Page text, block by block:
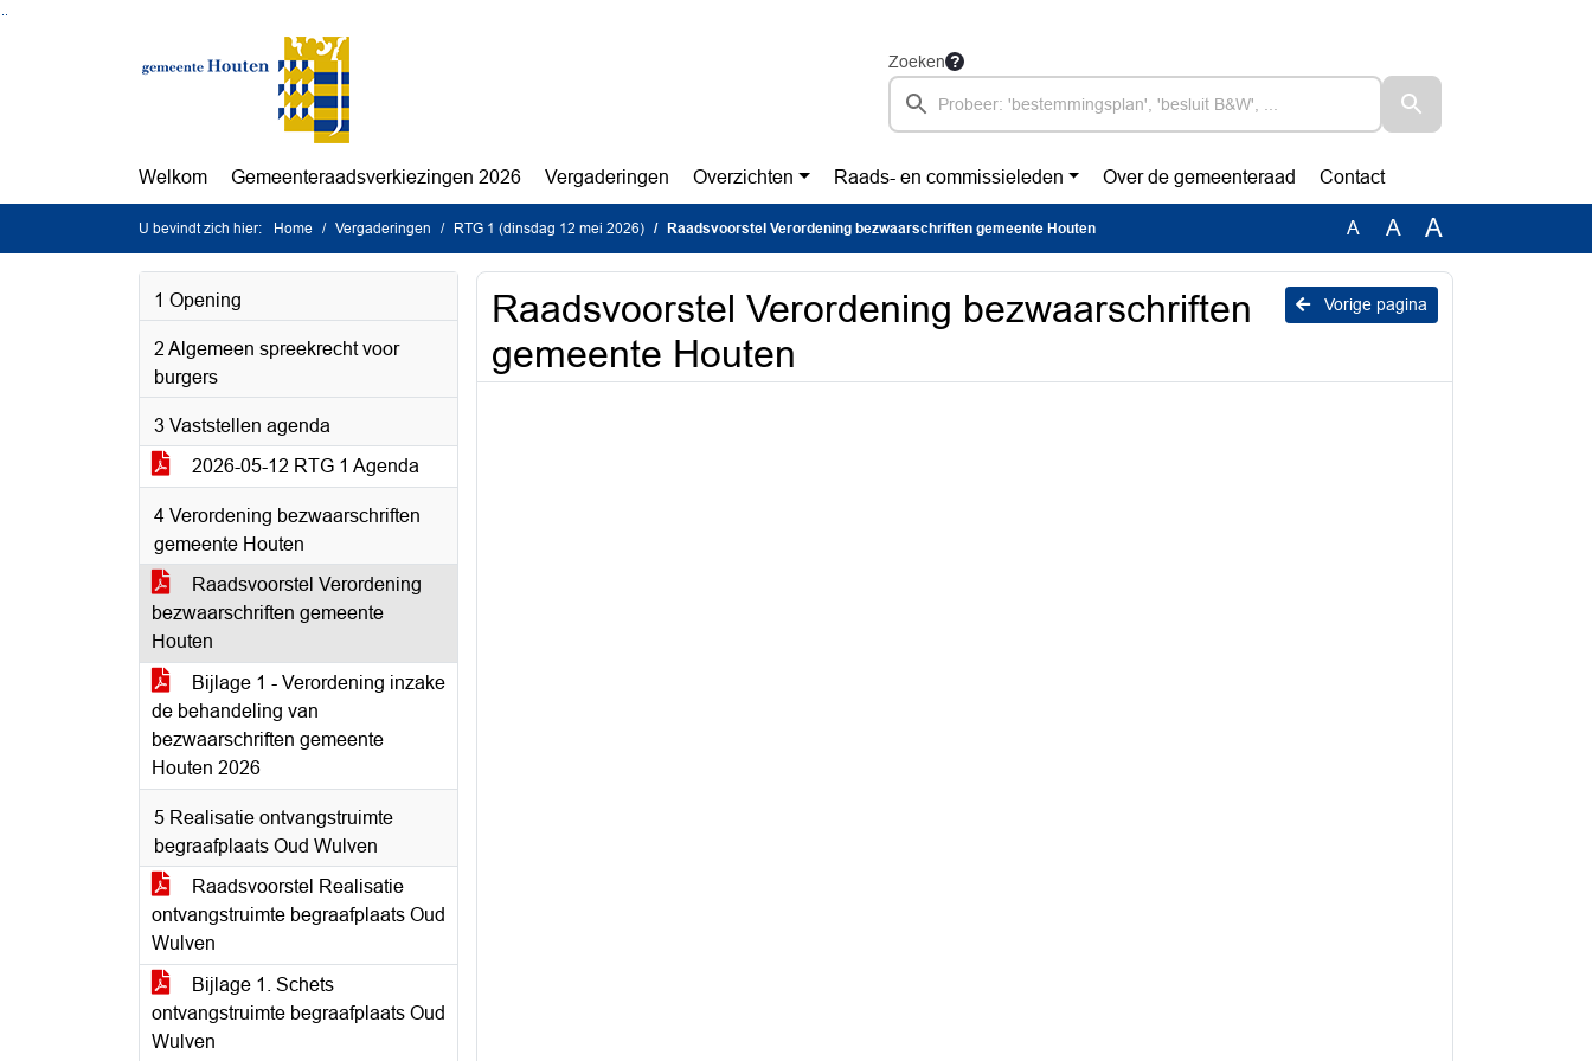
Zoeken
Welkom Gemeenteraadsverkiezingen 2026 Vergaderingen Overzichten Raads- en commissieleden Over de gemeenteraad Contact
U bevindt zich hier: Home Vergaderingen RTG 1 (dinsdag 12 mei 2026) Raadsvoorstel Verordening bezwaarschriften gemeente Houten A A A
1 Opening
2 Algemeen spreekrecht voor
burgers
3 Vaststellen agenda
2026-05-12 RTG 1 Agenda
4 Verordening bezwaarschriften
gemeente Houten
Raadsvoorstel Verordening
bezwaarschriften gemeente
Houten
Bijlage 1 - Verordening inzake
de behandeling van
bezwaarschriften gemeente
Houten 2026
5 Realisatie ontvangstruimte
begraafplaats Oud Wulven
Raadsvoorstel Realisatie
ontvangstruimte begraafplaats Oud
Wulven
Bijlage 1. Schets
ontvangstruimte begraafplaats Oud
Wulven
Vorige pagina
Raadsvoorstel Verordening bezwaarschriften
gemeente Houten